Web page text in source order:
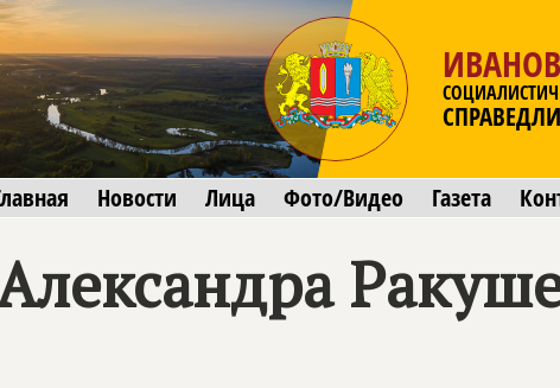
Новости Лица Фото/Видео Газета